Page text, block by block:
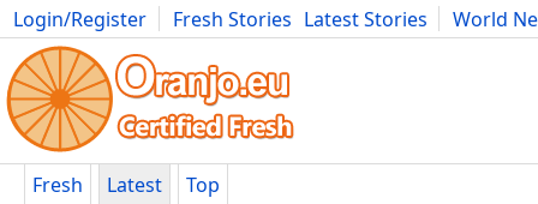
Login/Register Fresh Stories Latest Stories
World
Movies Anime Music Art Cars Advice Science
Fresh Latest Top